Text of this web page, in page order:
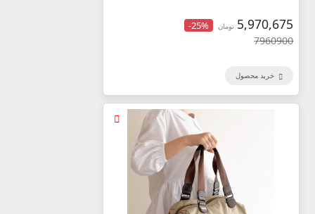
5,970,675 تومان -25%
7960900
خرید محصول